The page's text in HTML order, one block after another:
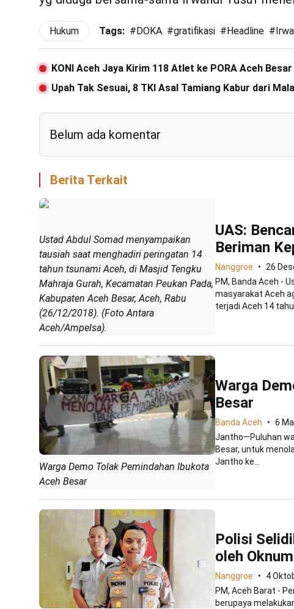
Hukum Tags: # DOKA #gratifikasi # Headline #
KONI Aceh Jaya Kirim 118 Atlet ke PORA Aceh Besar
Upah Tak Sesuai, 8 TKI Asal Tamiang Kabur dari
Belum ada komentar
Berita Terkait
Ustad Abdul Somad menyampaikan
tausiah saat menghadiri peringatan 14
tahun tsunami Aceh, di Masjid Tengku
Mahraja Gurah, Kecamatan Peukan Pada,
Kabupaten Aceh Besar, Aceh, Rabu
(26/12/2018). (Foto Antara
Aceh/Ampelsa).
UAS:
Beriman
Nanggroe
26
PM, Banda Aceh -
masyarakat Aceh
terjadi Aceh 14
Warga Demo Tolak Pemindahan Ibukota
Aceh Besar
Warga
Besar
Banda Aceh
6
Jantho—Puluhan
Besar, untuk
Jantho ke...
Polisi
oleh
Nanggroe
4
PM, Aceh Barat -
berupaya